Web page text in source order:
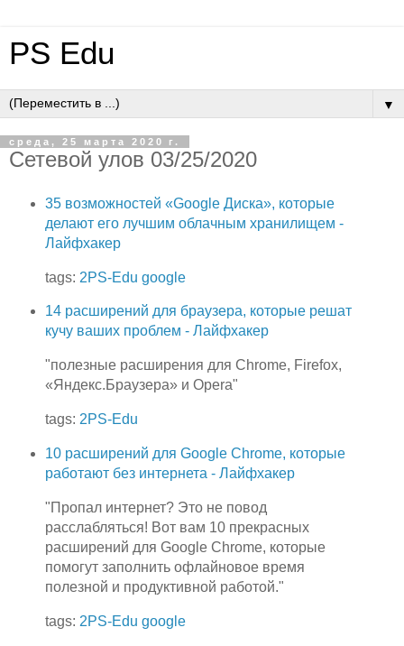
PS Edu
▼
среда, 25 марта 2020 г.
Сетевой улов 03/25/2020
35 возможностей «Google Диска», которые
делают его лучшим облачным хранилищем -
Лайфхакер
tags: 2PS-Edu google
14 расширений для браузера, которые решат
кучу ваших проблем - Лайфхакер
"полезные расширения для Chrome, Firefox,
«Яндекс.Браузера» и Opera"
tags: 2PS-Edu
10 расширений для Google Chrome, которые
работают без интернета - Лайфхакер
"Пропал интернет? Это не повод
расслабляться! Вот вам 10 прекрасных
расширений для Google Chrome, которые
помогут заполнить офлайновое время
полезной и продуктивной работой."
tags: 2PS-Edu google